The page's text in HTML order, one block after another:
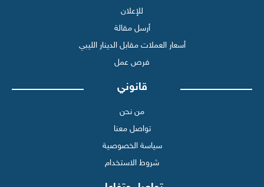
للإعلان
أرسل مقالة
أسعار العملات مقابل الدينار الليبي
فرص عمل
قانوني
من نحن
تواصل معنا
سياسة الخصوصية
شروط الاستخدام